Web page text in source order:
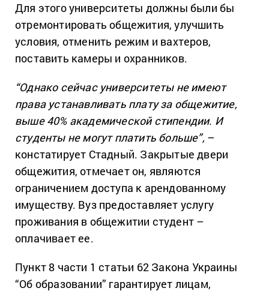
Для этого университеты должны были бы
отремонтировать общежития, улучшить
условия, отменить режим и вахтеров,
поставить камеры и охранников.
“Однако сейчас университеты не имеют
права устанавливать плату за общежитие,
выше 40% академической стипендии. И
студенты не могут платить больше”,–
констатирует Стадный. Закрытые двери
общежития, отмечает он, являются
ограничением доступа к арендованному
имуществу. Вуз предоставляет услугу
проживания в общежитии студент –
оплачивает ее.
Пункт 8 части 1 статьи 62 Закона Украины
“Об образовании” гарантирует лицам,